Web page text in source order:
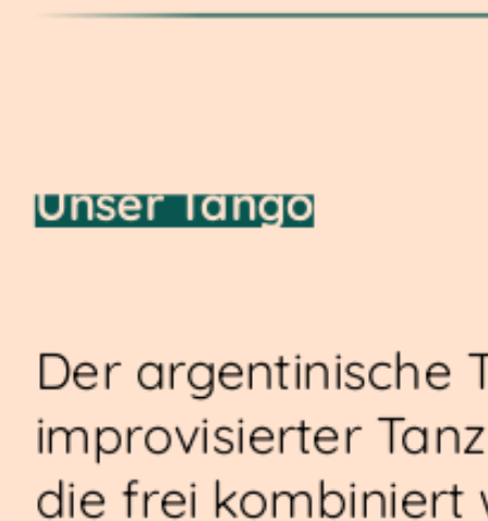
Unser Tango
Der argentinische
improvisierter
die frei kombiniert